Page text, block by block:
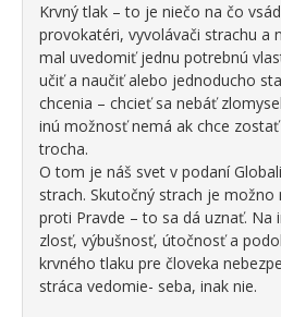
Krvný tlak – to je niečo na čo
provokatéri, vyvolávači strachu a
mal uvedomiť jednu potrebnú
učiť a naučiť alebo jednoducho
chcenia – chcieť sa nebáť
inú možnosť nemá ak chce
trocha.
O tom je náš svet v podaní
strach. Skutočný strach je
proti Pravde – to sa dá uznať. Na
zlosť, výbušnosť, útočnosť a
krvného tlaku pre človeka
stráca vedomie- seba, inak nie.